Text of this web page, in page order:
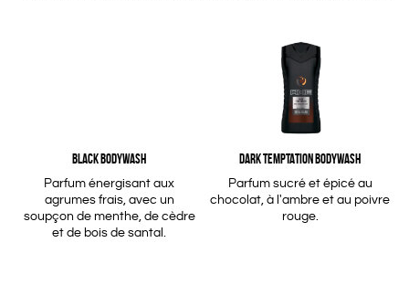
BLACK BODYWASH
Parfum énergisant aux
agrumes frais, avec un
soupçon de menthe, de cèdre
et de bois de santal.
DARK TEMPTATION BODYWASH
Parfum sucré et épicé au
chocolat, à l'ambre et au poivre
rouge.